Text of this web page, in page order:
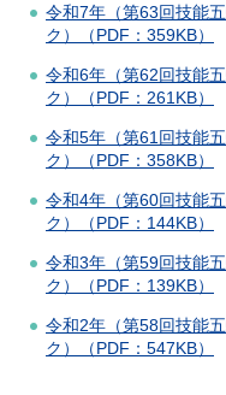
令和7年（第63回技能
ク）（PDF：359KB）
令和6年（第62回技能
ク）（PDF：261KB）
令和5年（第61回技能
ク）（PDF：358KB）
令和4年（第60回技能
ク）（PDF：144KB）
令和3年（第59回技能
ク）（PDF：139KB）
令和2年（第58回技能
ク）（PDF：547KB）